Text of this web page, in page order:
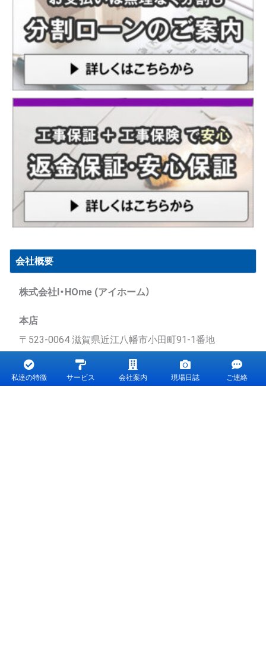
会社概要
株式会社I・HOme (アイホーム）
本店
〒523-0064 滋賀県近江八幡市小田町91-1番地
0120-40-5557（8時～18：30 月曜休業）
水口店
私達の特徴 サービス 会社案内 現場日誌 ご連絡